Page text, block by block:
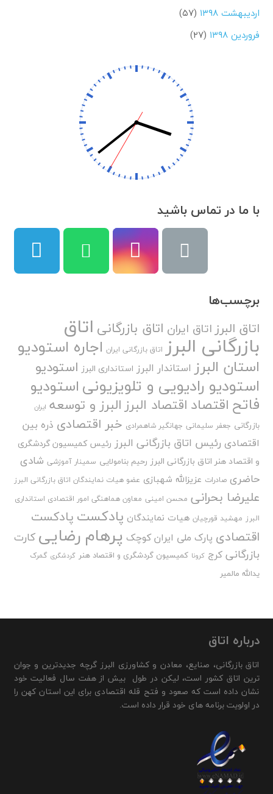
اردیبهشت ۱۳۹۸
(۵۷)
فروردین ۱۳۹۸
(۲۷)
با ما در تماس باشید
برچسب‌ها
اتاق البرز اتاق ایران اتاق بازرگانی اتاق
بازرگانی البرز اتاق بازرگانی ایران اجاره استودیو
استان البرز استاندار البرز استانداری البرز استودیو
استودیو رادیویی و تلویزیونیاستودیو
فاتح اقتصاد اقتصاد البرزالبرز و توسعه ایران
بازرگانی جعفر سلیمانی جهانگیر شاهمرادی خبر اقتصادی ذره بین
اقتصادی رئیس اتاق بازرگانی البرز رئیس کمیسیون گردشگری
و اقتصاد هنر اتاق بازرگانی البرز رحیم بنامولایی سمینار آموزشی شادی
حاضری صادرات عزیزالله شهبازی عضو هیات نمایندگان اتاق بازرگانی البرز
علیرضا بحرانی محسن امینی معاون هماهنگی امور اقتصادی استانداری
البرز مهشید قورچیان هیات نمایندگان پادکست پادکست
اقتصادی پارک ملی ایران کوچک پرهام رضایی کارت
بازرگانی کرج کرونا کمیسیون گردشگری و اقتصاد هنر گردشگری گمرک
یدالله مالمیر
درباره اتاق
اتاق بازرگانی، صنایع، معادن و کشاورزی البرز گرچه جدیدترین و جوان
ترین اتاق کشور است، لیکن در طول بیش از هفت سال فعالیت خود
نشان داده است که صعود و فتح قله اقتصادی برای این استان کهن را
در اولویت برنامه های خود قرار داده است.